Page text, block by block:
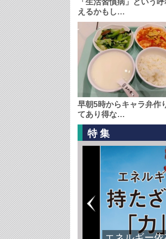
「生活習慣病」という
えるかもし…
早朝5時からキャラ弁作
てあり得な…
特集